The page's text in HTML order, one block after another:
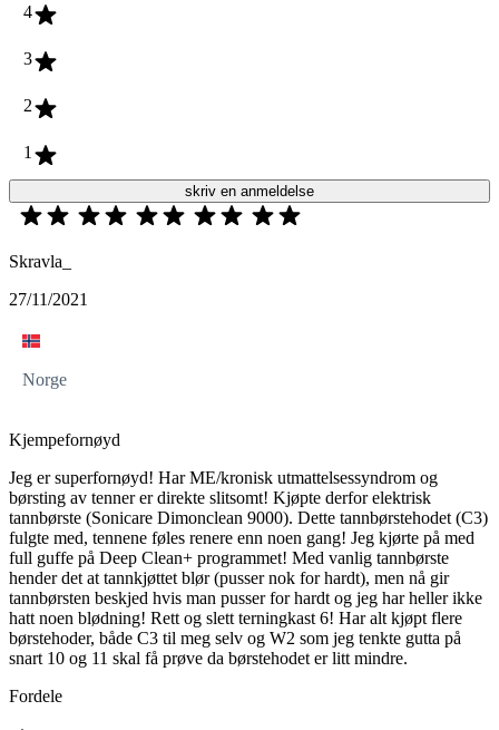
4
3
2
1
skriv en anmeldelse
Skravla_
27/11/2021
Norge
Kjempefornøyd
Jeg er superfornøyd! Har ME/kronisk utmattelsessyndrom og
børsting av tenner er direkte slitsomt! Kjøpte derfor elektrisk
tannbørste (Sonicare Dimonclean 9000). Dette tannbørstehodet (C3)
fulgte med, tennene føles renere enn noen gang! Jeg kjørte på med
full guffe på Deep Clean+ programmet! Med vanlig tannbørste
hender det at tannkjøttet blør (pusser nok for hardt), men nå gir
tannbørsten beskjed hvis man pusser for hardt og jeg har heller ikke
hatt noen blødning! Rett og slett terningkast 6! Har alt kjøpt flere
børstehoder, både C3 til meg selv og W2 som jeg tenkte gutta på
snart 10 og 11 skal få prøve da børstehodet er litt mindre.
Fordele